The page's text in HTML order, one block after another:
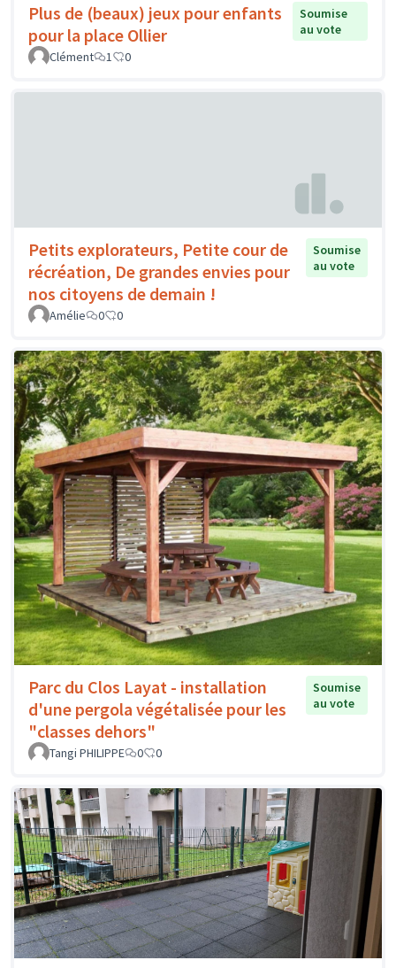
Plus de (beaux) jeux pour enfants
pour la place Ollier
Soumise
au vote
Clément
1 0
Petits explorateurs, Petite cour de
récréation, De grandes envies pour
nos citoyens de demain !
Soumise
au vote
Amélie 0 0
Parc du Clos Layat - installation
d'une pergola végétalisée pour les
"classes dehors"
Soumise
au vote
Tangi PHILIPPE 0 0